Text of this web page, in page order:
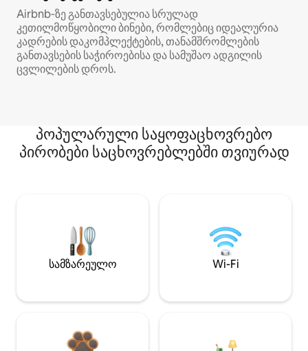
Airbnb‑ზე განთავსებულია სრულად
კეთილმოწყობილი ბინები, რომლებიც იდეალურია
კადრების დაკომპლექტების, თანამშრომლების
განთავსების საჭიროებისა და სამუშაო ადგილის
ცვლილების დროს.
პოპულარული საყოფაცხოვრებო
პირობები საცხოვრებლებში თვიურად
სამზარეულო Wi-Fi